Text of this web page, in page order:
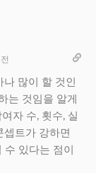
많이 할 것인
는 것임을 알게
자 수, 횟수, 실
셉트가 강하면
있다는 점이